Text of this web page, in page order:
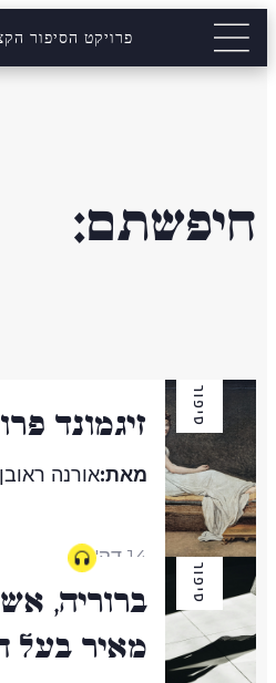
פרויקט הסיפור
חיפשתם:
סיפור זיגמונד
מאת:אורנה ראובן
14 דק'
סיפור
ברוריה,
מאיר בעל